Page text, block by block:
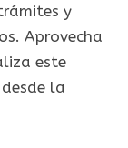
y
Aprovecha
este
la